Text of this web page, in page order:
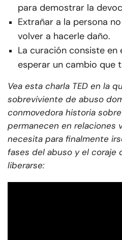
para demostrar la
Extrañar a la persona
volver a hacerle daño.
La curación consiste en
esperar un cambio que
Vea esta charla TED en la
sobreviviente de abuso
conmovedora historia
permanecen en relaciones
necesita para finalmente
fases del abuso y el coraje
liberarse: